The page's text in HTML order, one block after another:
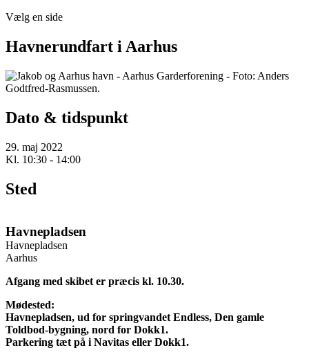
Vælg en side
Havnerundfart i Aarhus
Dato & tidspunkt
29. maj 2022
Kl. 10:30 - 14:00
Sted
Havnepladsen
Havnepladsen
Aarhus
Afgang med skibet er præcis kl. 10.30.
Mødested:
Havnepladsen, ud for springvandet Endless, Den gamle
Toldbod-bygning, nord for Dokk1.
Parkering tæt på i Navitas eller Dokk1.